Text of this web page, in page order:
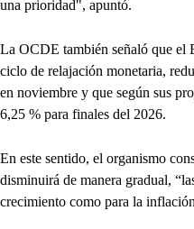
una prioridad", apuntó.
La OCDE también señaló que el
ciclo de relajación monetaria,
en noviembre y que según sus
6,25 % para finales del 2026.
En este sentido, el organismo
disminuirá de manera gradual,
crecimiento como para la